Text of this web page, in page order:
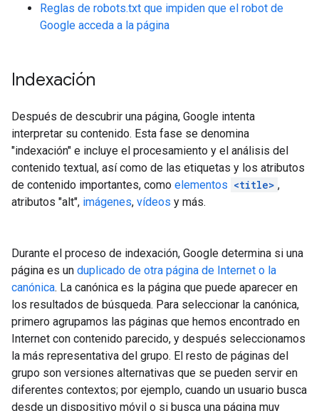
Reglas de robots.txt que impiden que el robot de
Google acceda a la página
Indexación
Después de descubrir una página, Google intenta
interpretar su contenido. Esta fase se denomina
"indexación" e incluye el procesamiento y el análisis del
contenido textual, así como de las etiquetas y los atributos
de contenido importantes, como elementos <title> ,
atributos "alt", imágenes, vídeos y más.
Durante el proceso de indexación, Google determina si una
página es un duplicado de otra página de Internet o la
canónica. La canónica es la página que puede aparecer en
los resultados de búsqueda. Para seleccionar la canónica,
primero agrupamos las páginas que hemos encontrado en
Internet con contenido parecido, y después seleccionamos
la más representativa del grupo. El resto de páginas del
grupo son versiones alternativas que se pueden servir en
diferentes contextos; por ejemplo, cuando un usuario busca
desde un dispositivo móvil o si busca una página muy